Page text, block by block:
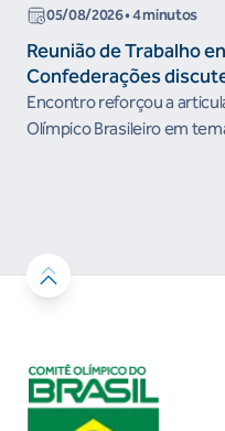
05/08/2026• 4 minutos
Reunião de Trabalho
Confederações
the Future e presença
organismos
Encontro reforçou a
Olímpico Brasileiro em